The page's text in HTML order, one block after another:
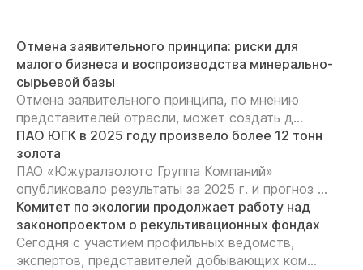
Отмена заявительного принципа: риски для
малого бизнеса и воспроизводства минерально-
сырьевой базы
Отмена заявительного принципа, по мнению
представителей отрасли, может создать д...
ПАО ЮГК в 2025 году произвело более 12 тонн
золота
ПАО «Южуралзолото Группа Компаний»
опубликовало результаты за 2025 г. и прогноз ...
Комитет по экологии продолжает работу над
законопроектом о рекультивационных фондах
Сегодня с участием профильных ведомств,
экспертов, представителей добывающих ком...